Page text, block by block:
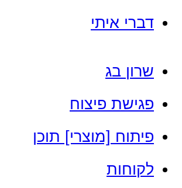
דברי איתי
שרון בג
פגישת פיצוח
פיתוח [מוצרי] תוכן
לקוחות